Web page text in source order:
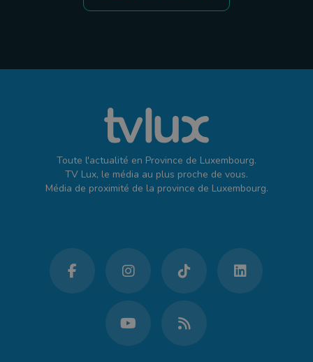
Toute l'actualité en Province de Luxembourg.
TV Lux, le média au plus proche de vous.
Média de proximité de la province de Luxembourg.